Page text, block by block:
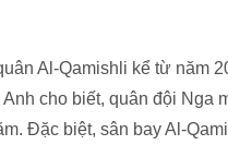
Al-Qamishli kể từ năm
cho biết, quân đội Nga
Đặc biệt, sân bay Al-